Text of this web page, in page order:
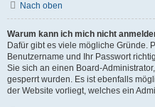
Nach oben
Warum kann ich mich nicht
Dafür gibt es viele mögliche Gründe.
Benutzername und Ihr Passwort
Sie sich an einen Board-
gesperrt wurden. Es ist ebenfalls
der Website vorliegt, welches ein